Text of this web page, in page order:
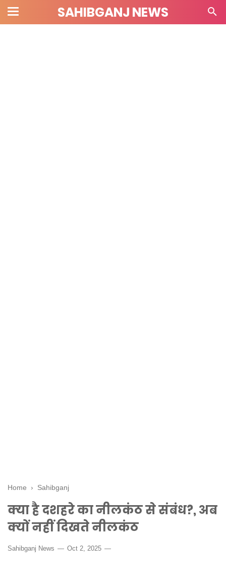
SAHIBGANJ NEWS
Home › Sahibganj
क्या है दशहरे का नीलकंठ से संबंध?, अब
क्यों नहीं दिखते नीलकंठ
Sahibganj News Oct 2, 2025